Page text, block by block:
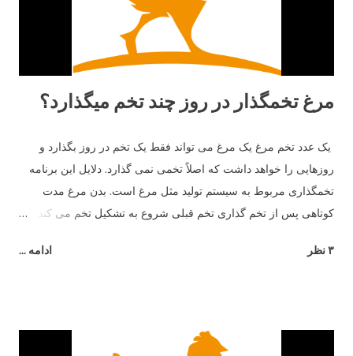
مرغ تخمگذار در روز چند تخم میگذارد؟
یک عدد تخم مرغ یک مرغ می تواند فقط یک تخم در روز بگذارد و
روزهایی را خواهد داشت که اصلاً تخمی نمی گذارد. دلایل این برنامه
تخمگذاری مربوط به سیستم تولید مثل مرغ است. بدن مرغ مدت
کوتاهی پس از تخم گذاری تخم قبلی شروع به تشکیل تخم می کند و
۳ نظر ادامه ...